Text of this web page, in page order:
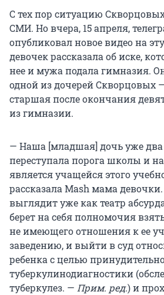
С тех пор ситуацию
СМИ. Но вчера, 15 апреля,
опубликовал новое видео на
девочек рассказала об иске,
нее и мужа подала гимназия.
одной из дочерей Скворцовых
старшая после окончания
из гимназии.
— Наша [младшая] дочь уже два
переступала порога школы и
является учащейся этого
рассказала Mash мама
выглядит уже как театр
берет на себя полномочия
не имеющего отношения к ее
заведению, и выйти в суд
ребенка с целью
туберкулинодиагностики
туберкулез. — Прим. ред.) и